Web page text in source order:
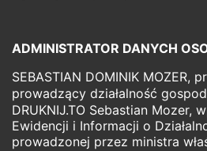
ADMINISTRATOR DANYCH
SEBASTIAN DOMINIK MOZER,
prowadzący działalność
DRUKNIJ.TO Sebastian Mozer,
Ewidencji i Informacji o
prowadzonej przez ministra